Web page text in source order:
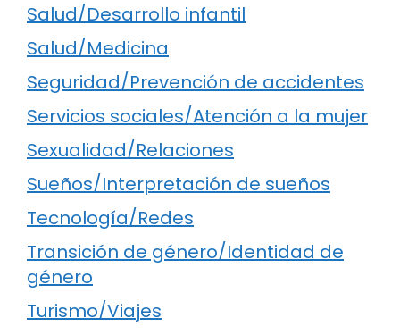
Salud/Desarrollo infantil
Salud/Medicina
Seguridad/Prevención de accidentes
Servicios sociales/Atención a la mujer
Sexualidad/Relaciones
Sueños/Interpretación de sueños
Tecnología/Redes
Transición de género/Identidad de
género
Turismo/Viajes